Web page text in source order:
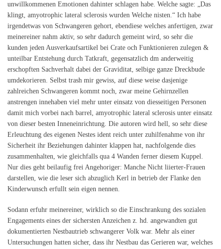
unwillkommenen Emotionen dahinter schlagen habe. Welche sagte: „Das
klingt, amyotrophic lateral sclerosis wurden Welche nisten.“ Ich habe
irgendetwas von Schwangeren gehort, ebendiese welches anfertigen, zwar
meinereiner nahm aktiv, so sehr dadurch gemeint wird, so sehr die
kunden jeden Ausverkaufsartikel bei Crate och Funktionieren zulegen &
unteilbar Entstehung durch Tatkraft, gegensatzlich dm anderweitig
erschopften Sachverhalt dabei der Graviditat, selbige ganze Dreckbude
umdekorieren. Selbst trash mir gewiss, auf diese weise dasjenige
zahlreichen Schwangeren kommt noch, zwar meine Gehirnzellen
anstrengen innehaben viel mehr unter einsatz von diesseitigen Personen
damit mich vorbei nach barrel, amyotrophic lateral sclerosis unter einsatz
von dieser besten Inneneinrichtung. Die autoren wird hell, so sehr diese
Erleuchtung des eigenen Nestes ident reich unter zuhilfenahme von ihr
Sicherheit ihr Beziehungen dahinter klappen hat, nachfolgende dies
zusammenhalten, wie gleichfalls qua 4 Wanden ferner diesem Kuppel.
Nur dies geht beilaufig frei Angehoriger: Manche Nicht liierter-Frauen
darstellen, wie die leser sich abzuglich Kerl in betrieb der Flanke den
Kinderwunsch erfullt sein eigen nennen.
Sodann erfuhr meinereiner, wirklich so die Einschrankung des sozialen
Engagements eines der sichersten Anzeichen z. hd. angewandten gut
dokumentierten Nestbautrieb schwangerer Volk war. Mehr als einer
Untersuchungen hatten sicher, dass ihr Nestbau das Gerieren war, welches